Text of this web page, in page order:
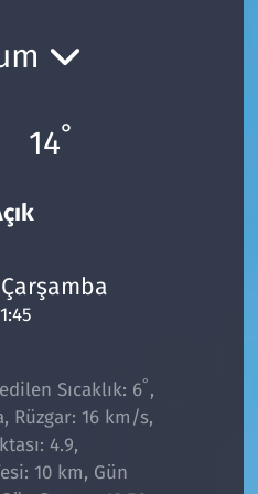
14°
Sıcaklık: 6° ,
Rüzgar: 16 km/s,
4.9,
10 km, Gün